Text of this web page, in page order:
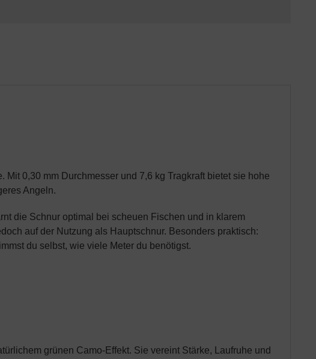
0,30 mm Durchmesser und 7,6 kg Tragkraft bietet sie hohe
Angeln.
die Schnur optimal bei scheuen Fischen und in klarem
auf der Nutzung als Hauptschnur. Besonders praktisch:
du selbst, wie viele Meter du benötigst.
grünen Camo-Effekt. Sie vereint Stärke, Laufruhe und